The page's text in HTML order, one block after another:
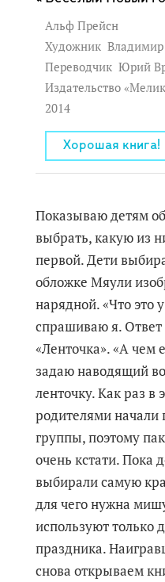
Альф Прейсн
Художник Владимир
Переводчик Юрий
Издательство
2014
Хорошая книга!
Показываю детям
выбрать, какую из
первой. Дети
обложке Мяули
нарядной. «Что это
спрашиваю я.
«Ленточка». «А чем
задаю наводящий
ленточку. Как раз в
родителями начали
группы, поэтому
очень кстати. Пока
выбирали самую
для чего нужна
используют только
праздника.
снова открываем